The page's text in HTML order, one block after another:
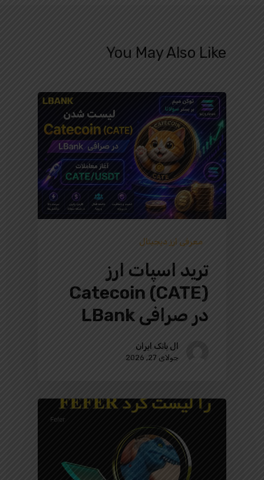
You May Also Like
معرفی ارز دیجیتال
ترید اسپات ارز
Catecoin (CATE)
در صرافی LBank
ال بانک ایران
جولای 27, 2026